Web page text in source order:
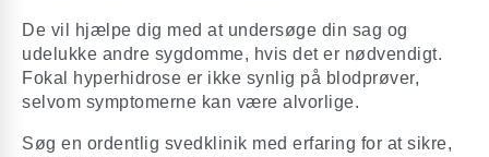
De vil hjælpe dig med at undersøge din sag og
udelukke andre sygdomme, hvis det er nødvendigt.
Fokal hyperhidrose er ikke synlig på blodprøver,
selvom symptomerne kan være alvorlige.
Søg en ordentlig svedklinik med erfaring for at sikre,